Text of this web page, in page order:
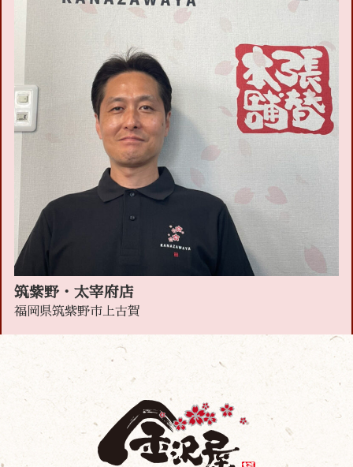
筑紫野・太宰府店
福岡県筑紫野市上古賀